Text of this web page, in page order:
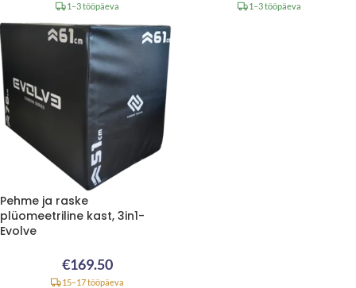
1–3 tööpäeva 1–3 tööpäeva
Pehme ja raske
plüomeetriline kast, 3in1-
Evolve
€169.50
15–17 tööpäeva